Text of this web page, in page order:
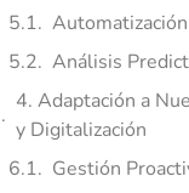
Análisis
4. Adaptación a
y Digitalización
Gestión